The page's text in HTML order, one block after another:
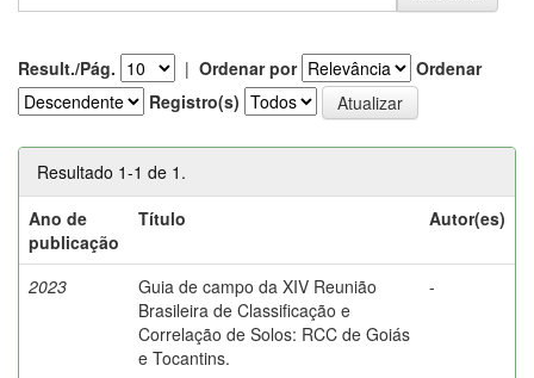
Result./Pág. | Ordenar por
Ordenar
Registro(s)
Resultado 1-1 de 1.
Ano de
publicação
Título Autor(es)
2023
Guia de campo da XIV Reunião
Brasileira de Classificação e
Correlação de Solos: RCC de Goiás
e Tocantins.
-